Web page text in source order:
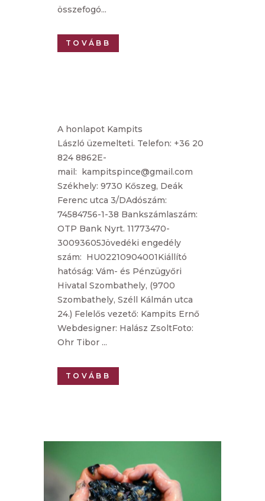
összefogó...
TOVÁBB
A honlapot Kampits
László üzemelteti. Telefon: +36 20
824 8862E-
mail: kampitspince@gmail.com
Székhely: 9730 Kőszeg, Deák
Ferenc utca 3/DAdószám:
74584756-1-38 Bankszámlaszám:
OTP Bank Nyrt. 11773470-
30093605Jövedéki engedély
szám: HU02210904001Kiállító
hatóság: Vám- és Pénzügyőri
Hivatal Szombathely, (9700
Szombathely, Széll Kálmán utca
24.) Felelős vezető: Kampits Ernő
Webdesigner: Halász ZsoltFoto:
Ohr Tibor ...
TOVÁBB